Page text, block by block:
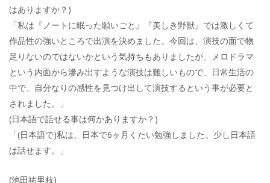
はありますか？)
「私は『ノートに眠った願いごと』『美しき野獣』では激しくて
作品性の強いところで出演を決めました。今回は、演技の面で物
足りないのではないかという気持ちもありましたが、メロドラマ
という内面から滲み出すような演技は難しいもので、日常生活の
中で、自分なりの感性を見つけ出して演技するという事が必要と
されました。」
(日本語で話せる事は何かありますか？)
「(日本語で)私は、日本で6ヶ月くたい勉強しました。少し日本語
は話せます。」
(池田祐里枝)